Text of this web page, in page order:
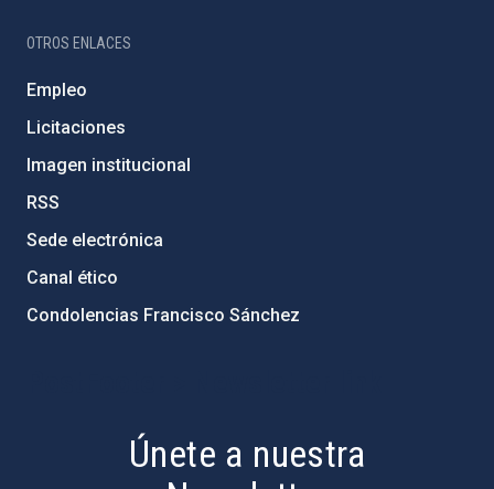
OTROS ENLACES
Empleo
Licitaciones
Imagen institucional
RSS
Sede electrónica
Canal ético
Condolencias Francisco Sánchez
Únete a nuestra